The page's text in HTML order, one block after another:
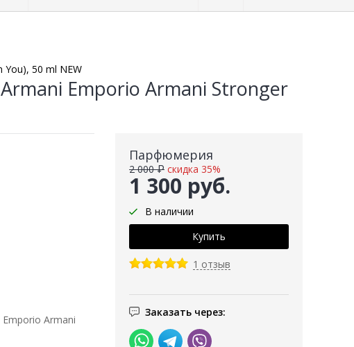
50 ml NEW
Emporio Armani Stronger
Парфюмерия
1 300 руб.
2 000 ₽ скидка 35%
В наличии
1 отзыв
Заказать через:
Armani